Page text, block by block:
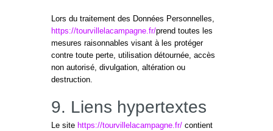
Lors du traitement des Données Personnelles,
https://tourvillelacampagne.fr/prend toutes les
mesures raisonnables visant à les protéger
contre toute perte, utilisation détournée, accès
non autorisé, divulgation, altération ou
destruction.
9. Liens hypertextes
Le site https://tourvillelacampagne.fr/ contient